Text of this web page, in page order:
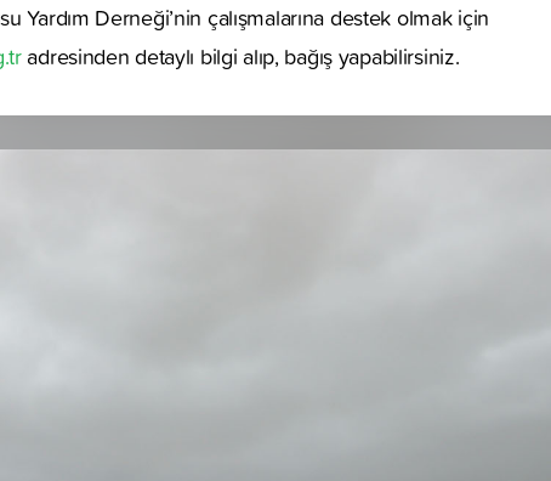
Yardım Derneği’nin çalışmalarına destek olmak için
adresinden detaylı bilgi alıp, bağış yapabilirsiniz.